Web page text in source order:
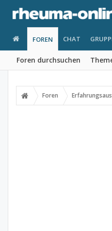
FOREN
Foren durchsuchen
CHAT
Foren